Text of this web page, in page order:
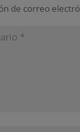
de correo